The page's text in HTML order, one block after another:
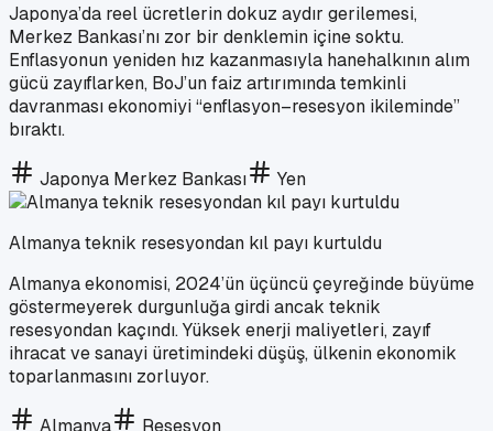
Japonya’da reel ücretlerin dokuz aydır gerilemesi,
Merkez Bankası’nı zor bir denklemin içine soktu.
Enflasyonun yeniden hız kazanmasıyla hanehalkının alım
gücü zayıflarken, BoJ’un faiz artırımında temkinli
davranması ekonomiyi “enflasyon–resesyon ikileminde”
bıraktı.
Japonya Merkez Bankası Yen
Almanya teknik resesyondan kıl payı kurtuldu
Almanya ekonomisi, 2024’ün üçüncü çeyreğinde büyüme
göstermeyerek durgunluğa girdi ancak teknik
resesyondan kaçındı. Yüksek enerji maliyetleri, zayıf
ihracat ve sanayi üretimindeki düşüş, ülkenin ekonomik
toparlanmasını zorluyor.
Almanya Resesyon